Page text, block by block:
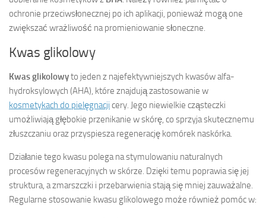
ochronie przeciwsłonecznej po ich aplikacji, ponieważ mogą one
zwiększać wrażliwość na promieniowanie słoneczne.
Kwas glikolowy
Kwas glikolowyto jeden z najefektywniejszych kwasów alfa-
hydroksylowych (AHA), które znajdują zastosowanie w
kosmetykach do pielęgnacji cery. Jego niewielkie cząsteczki
umożliwiają głębokie przenikanie w skórę, co sprzyja skutecznemu
złuszczaniu oraz przyspiesza regenerację komórek naskórka.
Działanie tego kwasu polega na stymulowaniu naturalnych
procesów regeneracyjnych w skórze. Dzięki temu poprawia się jej
struktura, a zmarszczki i przebarwienia stają się mniej zauważalne.
Regularne stosowanie kwasu glikolowego może również pomóc w: